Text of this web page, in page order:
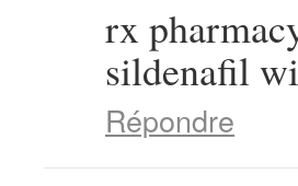
rx
sildenafil
Répondre